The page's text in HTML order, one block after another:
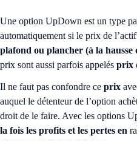
Une option UpDown est un type
automatiquement si le prix de
plafond ou plancher (à la hausse
prix sont aussi parfois appelés prix
Il ne faut pas confondre ce prix
auquel le détenteur de l’option
droit de le faire. Avec les options
la fois les profits et les pertes en